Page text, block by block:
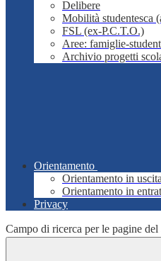
Delibere
Mobilità studentesca
FSL (ex-P.C.T.O.)
Aree: famiglie-
Archivio progetti
Orientamento
Orientamento in uscita
Orientamento in
Privacy
Campo di ricerca per le pagine del